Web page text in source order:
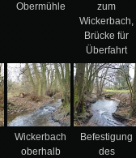
Obermühle
zum
Wickerbach,
Brücke für
Überfahrt
Wickerbach
oberhalb
Befestigung
des